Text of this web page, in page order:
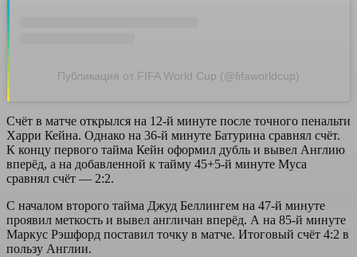
Публикация от FIFA World Cup (@fifaworldcup)
Счёт в матче открылся на 12-й минуте после точного пенальти
Харри Кейна. Однако на 36-й минуте Батурина сравнял счёт.
К концу первого тайма Кейн оформил дубль и вывел Англию
вперёд, а на добавленной к тайму 45+5-й минуте Муса
сравнял счёт — 2:2.
С началом второго тайма Джуд Беллингем на 47-й минуте
проявил меткость и вывел англичан вперёд. А на 85-й минуте
Маркус Рэшфорд поставил точку в матче. Итоговый счёт 4:2 в
пользу Англии.